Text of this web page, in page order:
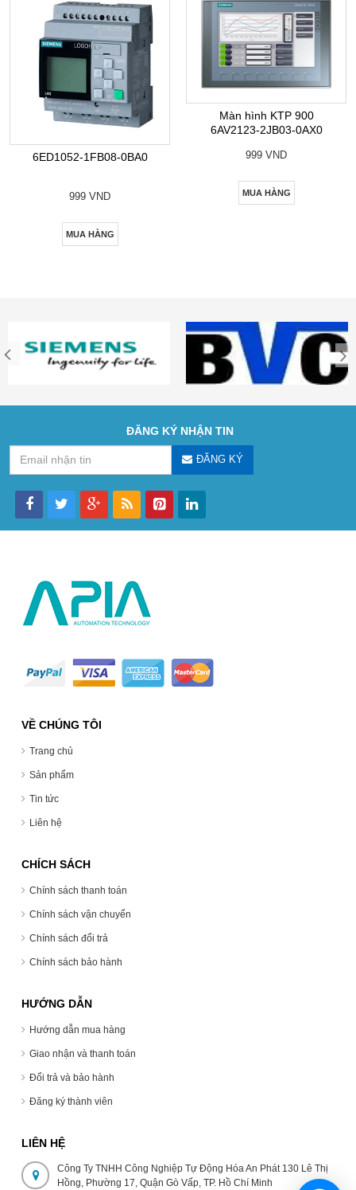
6ED1052-1FB08-0BA0
999 VND
MUA HÀNG
Màn hình KTP 900
6AV2123-2JB03-0AX0
999 VND
MUA HÀNG
ĐĂNG KÝ NHẬN TIN
ĐĂNG KÝ
VỀ CHÚNG TÔI
Trang chủ
Sản phẩm
Tin tức
Liên hệ
CHÍCH SÁCH
Chính sách thanh toán
Chính sách vận chuyển
Chính sách đổi trả
Chính sách bảo hành
HƯỚNG DẪN
Hướng dẫn mua hàng
Giao nhận và thanh toán
Đổi trả và bảo hành
Đăng ký thành viên
LIÊN HỆ
Công Ty TNHH Công Nghiệp Tự Động Hóa An Phát 130 Lê Thị
Hồng, Phường 17, Quận Gò Vấp, TP. Hồ Chí Minh